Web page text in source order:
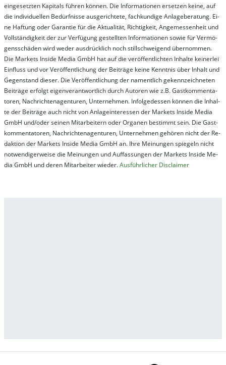
ein­ge­setz­ten Ka­pi­tals füh­ren kön­nen. Die In­for­ma­tion­en er­setz­en kei­ne, auf
die in­di­vi­du­el­len Be­dür­fnis­se aus­ge­rich­te­te, fach­kun­di­ge An­la­ge­be­ra­tung. Ei­
ne Haf­tung oder Ga­ran­tie für die Ak­tu­ali­tät, Rich­tig­keit, An­ge­mes­sen­heit und
Vol­lständ­ig­keit der zur Ver­fü­gung ge­stel­lt­en In­for­ma­tion­en so­wie für Ver­mö­
gens­schä­den wird we­der aus­drück­lich noch stil­lschwei­gend über­nom­men.
Die Mar­kets In­side Me­dia GmbH hat auf die ver­öf­fent­lich­ten In­hal­te kei­ner­lei
Ein­fluss und vor Ver­öf­fent­lich­ung der Bei­trä­ge kei­ne Ken­nt­nis über In­halt und
Ge­gen­stand die­ser. Die Ver­öf­fent­lich­ung der na­ment­lich ge­kenn­zeich­net­en
Bei­trä­ge er­folgt ei­gen­ver­ant­wort­lich durch Au­tor­en wie z.B. Gast­kom­men­ta­
tor­en, Nach­richt­en­ag­en­tur­en, Un­ter­neh­men. In­fol­ge­des­sen kön­nen die In­hal­
te der Bei­trä­ge auch nicht von An­la­ge­in­te­res­sen der Mar­kets In­side Me­dia
GmbH und/oder sei­nen Mit­ar­bei­tern oder Or­ga­nen be­stim­mt sein. Die Gast­
kom­men­ta­tor­en, Nach­rich­ten­ag­en­tur­en, Un­ter­neh­men ge­hör­en nicht der Re­
dak­tion der Mar­kets In­side Me­dia GmbH an. Ihre Mei­nung­en spie­geln nicht
not­wen­di­ger­wei­se die Mei­nung­en und Auf­fas­sung­en der Mar­kets In­side Me­
dia GmbH und de­ren Mit­ar­bei­ter wie­der.Aus­führ­lich­er Dis­clai­mer